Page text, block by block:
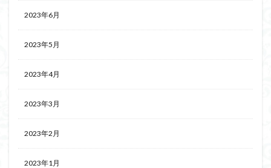
2023年6月
2023年5月
2023年4月
2023年3月
2023年2月
2023年1月